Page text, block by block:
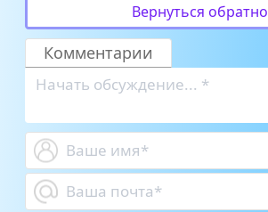
Вернуться обратно
Комментарии